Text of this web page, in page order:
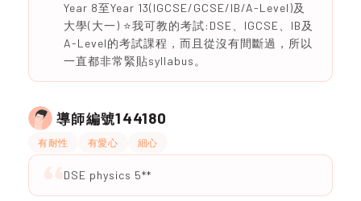
Year 8至Year 13(IGCSE/GCSE/IB/A-Level)及
大學(大一) ⭐️我可教的考試:DSE、IGCSE、IB及
A-Level的考試課程，而且從沒有間斷過，所以
一直都非常緊貼syllabus。
導師編號144180
有耐性 有愛心 細心
DSE physics 5**